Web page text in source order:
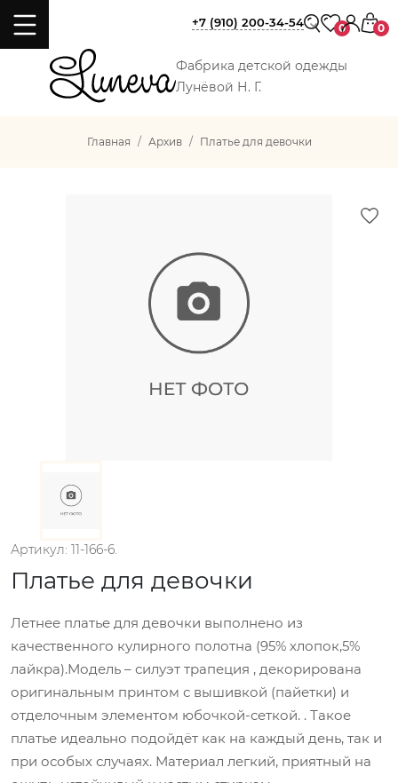
Фабрика детской одежды
Лунёвой Н. Г.
+7 (910) 200-34-54 0 0
Главная Архив Платье для девочки
Артикул: 11-166-6.
Платье для девочки
Летнее платье для девочки выполнено из
качественного кулирного полотна (95% хлопок,5%
лайкра).Модель – силуэт трапеция , декорирована
оригинальным принтом с вышивкой (пайетки) и
отделочным элементом юбочкой-сеткой. . Такое
платье идеально подойдёт как на каждый день, так и
при особых случаях. Материал легкий, приятный на